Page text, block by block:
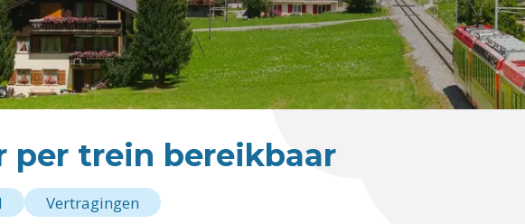
per trein bereikbaar
Vertragingen